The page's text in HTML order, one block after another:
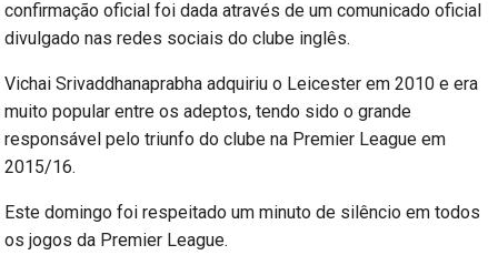
confirmação oficial foi dada através de um comunicado oficial
divulgado nas redes sociais do clube inglês.
Vichai Srivaddhanaprabha adquiriu o Leicester em 2010 e era
muito popular entre os adeptos, tendo sido o grande
responsável pelo triunfo do clube na Premier League em
2015/16.
Este domingo foi respeitado um minuto de silêncio em todos
os jogos da Premier League.